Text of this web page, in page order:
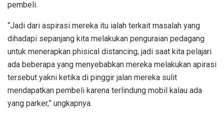
pembeli.
“Jadi dari aspirasi mereka itu ialah terkait masalah yang
dihadapi sepanjang kita melakukan penguraian pedagang
untuk menerapkan phisical distancing, jadi saat kita pelajari
ada beberapa yang menyebabkan mereka melakukan apirasi
tersebut yakni ketika di pinggir jalan mereka sulit
mendapatkan pembeli karena terlindung mobil kalau ada
yang parker,” ungkapnya.